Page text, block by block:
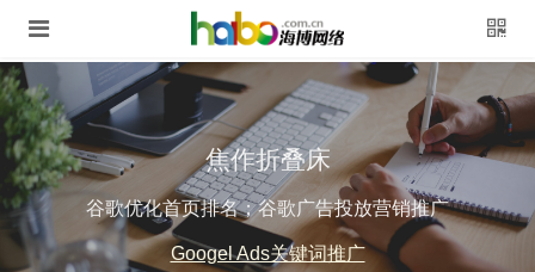
焦作折叠床
谷歌优化首页排名；谷歌广告投放营销推广
Googel Ads关键词推广